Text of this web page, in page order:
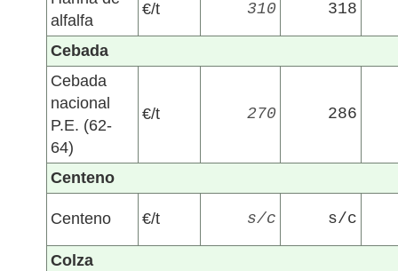
alfalfa
€/t 310 318
Cebada
Cebada
nacional
P.E. (62-
64)
€/t 270 286
Centeno
Centeno €/t s/c s/c
Colza